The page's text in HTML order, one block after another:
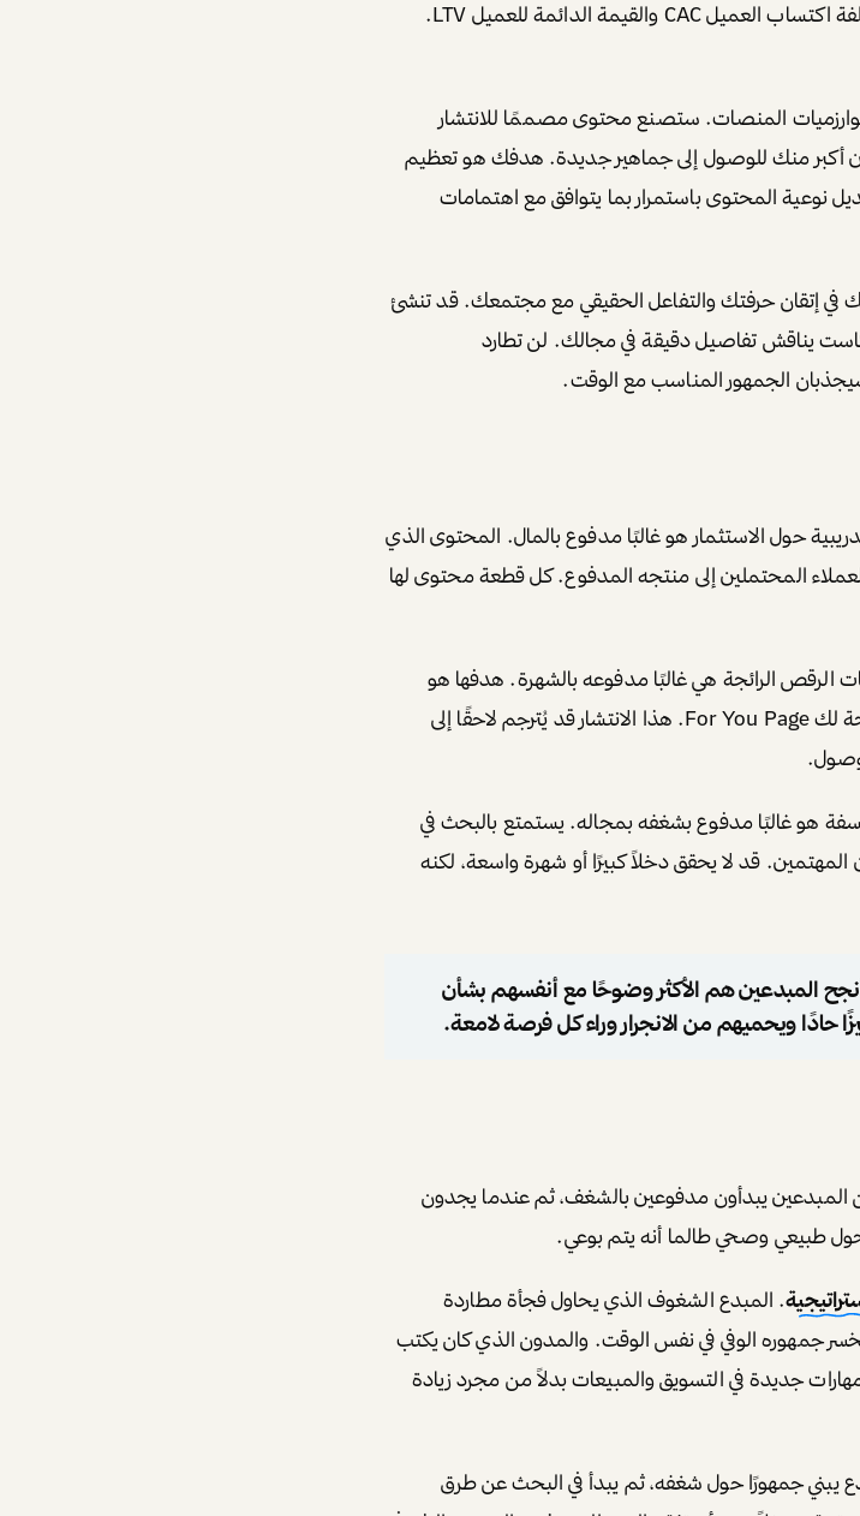
منتجات رقمية أو مادية. ستتعلم مفاهيم مثل تكلفة اكتساب العميل CAC والقيمة الدائمة للعميل LTV.
المنصات. ستصنع محتوى مصممًا للانتشار
أكبر منك للوصول إلى جماهير جديدة. هدفك هو تعظيم
نوعية المحتوى باستمرار بما يتوافق مع اهتمامات
إتقان حرفتك والتفاعل الحقيقي مع مجتمعك. قد تنشئ
يناقش تفاصيل دقيقة في مجالك. لن تطارد
الجمهور المناسب مع الوقت.
حول الاستثمار هو غالبًا مدفوع بالمال. المحتوى الذي
المحتملين إلى منتجه المدفوع. كل قطعة محتوى لها
الرقص الرائجة هي غالبًا مدفوعه بالشهرة. هدفها هو
الحصول على ملايين المشاهدات والظهور في صفحة لك For You Page. هذا الانتشار قد يُترجم لاحقًا إلى
هو غالبًا مدفوع بشغفه بمجاله. يستمتع بالبحث في
قد لا يحقق دخلاً كبيرًا أو شهرة واسعة، لكنه
المبدعين هم الأكثر وضوحًا مع أنفسهم بشأن
حادًا ويحميهم من الانجرار وراء كل فرصة لامعة.
المبدعين يبدأون مدفوعين بالشغف، ثم عندما يجدون
طبيعي وصحي طالما أنه يتم بوعي.
. المبدع الشغوف الذي يحاول فجأة مطاردة
جمهوره الوفي في نفس الوقت. والمدون الذي كان يكتب
جديدة في التسويق والمبيعات بدلاً من مجرد زيادة
يبني جمهورًا حول شغفه، ثم يبدأ في البحث عن طرق